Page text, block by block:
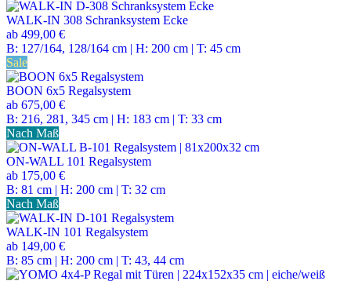
WALK-IN 308 Schranksystem Ecke
ab 499,00 €
B: 127/164, 128/164 cm | H: 200 cm | T: 45 cm
Sale
BOON 6x5 Regalsystem
ab 675,00 €
B: 216, 281, 345 cm | H: 183 cm | T: 33 cm
Nach Maß
ON-WALL 101 Regalsystem
ab 175,00 €
B: 81 cm | H: 200 cm | T: 32 cm
Nach Maß
WALK-IN 101 Regalsystem
ab 149,00 €
B: 85 cm | H: 200 cm | T: 43, 44 cm